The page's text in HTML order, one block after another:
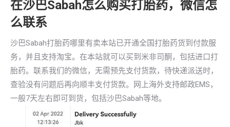
在沙巴Sabah怎么购买打胎药，微信怎
么联系
沙巴Sabah打胎药哪里有卖本站已开通全国打胎药货到付款服
务，并且支持淘宝。在本站就可以买到米非司酮，包括进口打
胎药。联系我们的微信，无需预先支付货款，待快递派送时，
查验没有问题后再向顺丰支付货款。网上海外支持邮政EMS，
一般7天左右即可到货，包括沙巴Sabah等地。